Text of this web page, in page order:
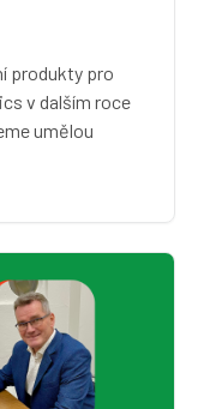
produkty pro
v dalším roce
umělou